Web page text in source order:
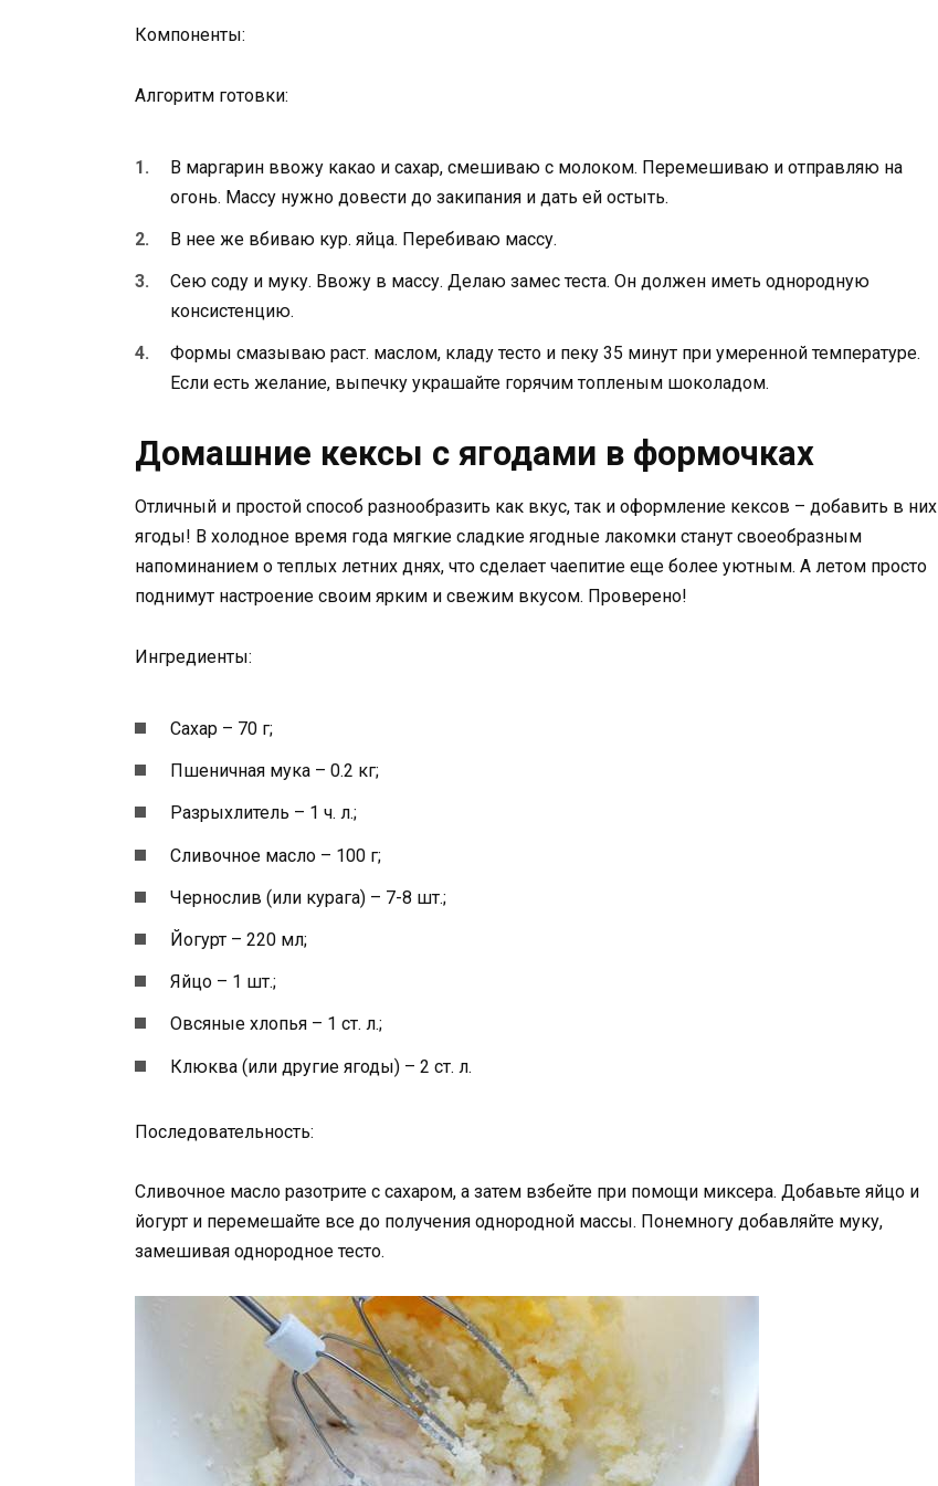
Компоненты:
Алгоритм готовки:
В маргарин ввожу какао и сахар, смешиваю с молоком. Перемешиваю и отправляю на
огонь. Массу нужно довести до закипания и дать ей остыть.
В нее же вбиваю кур. яйца. Перебиваю массу.
Сею соду и муку. Ввожу в массу. Делаю замес теста. Он должен иметь однородную
консистенцию.
Формы смазываю раст. маслом, кладу тесто и пеку 35 минут при умеренной температуре.
Если есть желание, выпечку украшайте горячим топленым шоколадом.
Домашние кексы с ягодами в формочках
Отличный и простой способ разнообразить как вкус, так и оформление кексов – добавить в них
ягоды! В холодное время года мягкие сладкие ягодные лакомки станут своеобразным
напоминанием о теплых летних днях, что сделает чаепитие еще более уютным. А летом просто
поднимут настроение своим ярким и свежим вкусом. Проверено!
Ингредиенты:
Сахар – 70 г;
Пшеничная мука – 0.2 кг;
Разрыхлитель – 1 ч. л.;
Сливочное масло – 100 г;
Чернослив (или курага) – 7-8 шт.;
Йогурт – 220 мл;
Яйцо – 1 шт.;
Овсяные хлопья – 1 ст. л.;
Клюква (или другие ягоды) – 2 ст. л.
Последовательность:
Сливочное масло разотрите с сахаром, а затем взбейте при помощи миксера. Добавьте яйцо и
йогурт и перемешайте все до получения однородной массы. Понемногу добавляйте муку,
замешивая однородное тесто.